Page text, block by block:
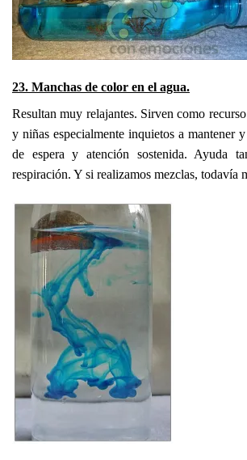
23. Manchas de color en el agua.
Resultan muy relajantes. Sirven como
y niñas especialmente inquietos a mantener
de espera y atención sostenida. Ayuda
respiración. Y si realizamos mezclas, todavía